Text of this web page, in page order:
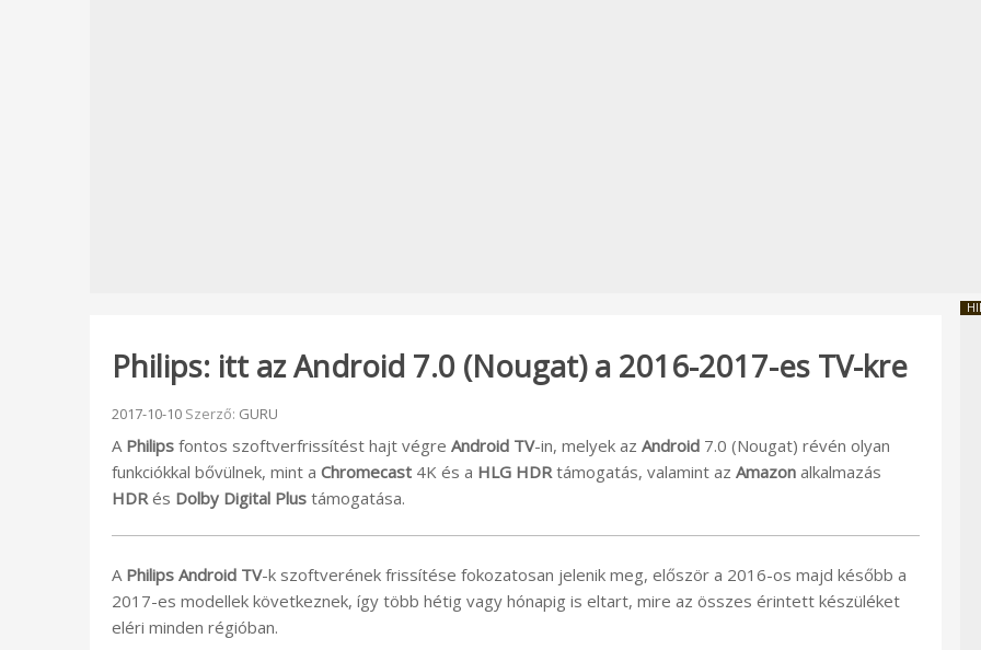
Philips: itt az Android 7.0 (Nougat) a 2016-2017-es TV-kre
Beküldve:
2017-10-10 Szerző: GURU
A Philips fontos szoftverfrissítést hajt végre Android TV-in, melyek az Android 7.0 (Nougat) révén olyan
funkciókkal bővülnek, mint a Chromecast 4K és a HLG HDR támogatás, valamint az Amazon alkalmazás
HDR és Dolby Digital Plus támogatása.
A Philips Android TV-k szoftverének frissítése fokozatosan jelenik meg, először a 2016-os majd később a
2017-es modellek következnek, így több hétig vagy hónapig is eltart, mire az összes érintett készüléket
eléri minden régióban.